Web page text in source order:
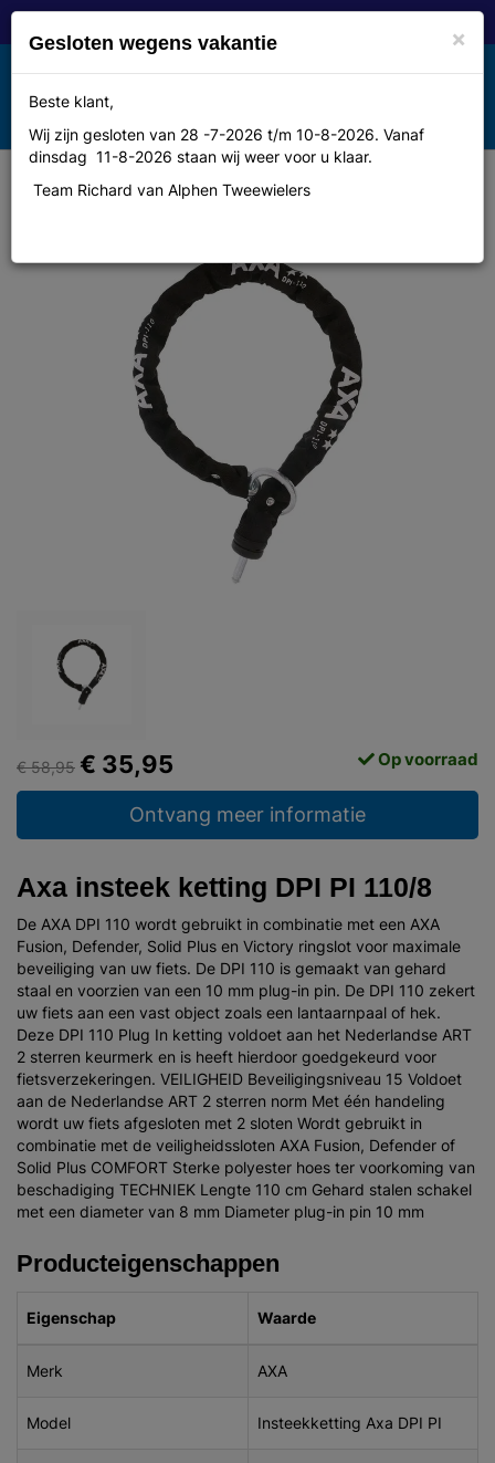
Toggle
navigation
MENU
Axa insteek ketting DPI PI 110/8
€ 58,95 € 35,95 Op voorraad
Ontvang meer informatie
Axa insteek ketting DPI PI 110/8
De AXA DPI 110 wordt gebruikt in combinatie met een AXA
Fusion, Defender, Solid Plus en Victory ringslot voor maximale
beveiliging van uw fiets. De DPI 110 is gemaakt van gehard
staal en voorzien van een 10 mm plug-in pin. De DPI 110 zekert
uw fiets aan een vast object zoals een lantaarnpaal of hek.
Deze DPI 110 Plug In ketting voldoet aan het Nederlandse ART
2 sterren keurmerk en is heeft hierdoor goedgekeurd voor
fietsverzekeringen. VEILIGHEID Beveiligingsniveau 15 Voldoet
aan de Nederlandse ART 2 sterren norm Met één handeling
wordt uw fiets afgesloten met 2 sloten Wordt gebruikt in
combinatie met de veiligheidssloten AXA Fusion, Defender of
Solid Plus COMFORT Sterke polyester hoes ter voorkoming van
beschadiging TECHNIEK Lengte 110 cm Gehard stalen schakel
met een diameter van 8 mm Diameter plug-in pin 10 mm
Producteigenschappen
Eigenschap Waarde
Merk AXA
Model Insteekketting Axa DPI PI
×
Gesloten wegens vakantie
Beste klant,
Wij zijn gesloten van 28 -7-2026 t/m 10-8-2026. Vanaf
dinsdag 11-8-2026 staan wij weer voor u klaar.
Team Richard van Alphen Tweewielers